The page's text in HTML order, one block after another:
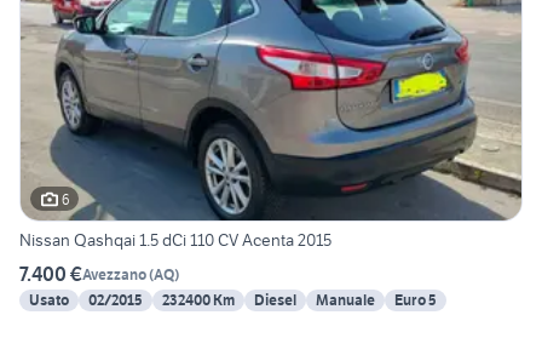
6
Nissan Qashqai 1.5 dCi 110 CV Acenta 2015
7.400 €Avezzano(AQ)
Usato
02/2015 232400 Km Diesel Manuale Euro 5